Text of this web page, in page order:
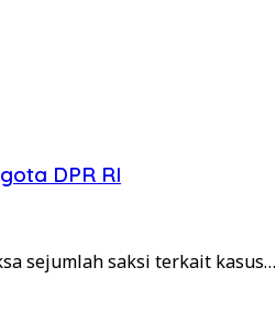
DPR RI
sejumlah saksi terkait kasus…